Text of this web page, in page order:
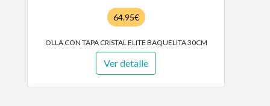
64.95€
OLLA CON TAPA CRISTAL ELITE BAQUELITA 30CM
Ver detalle